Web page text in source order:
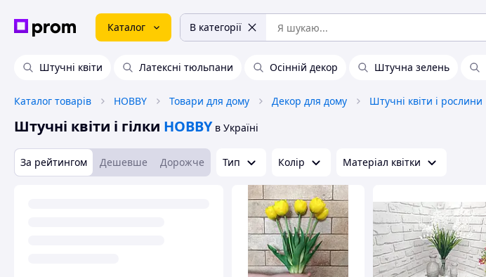
Каталог В категорії
Штучні квіти Латексні тюльпани Осінній декор Штучна зелень
Каталог товарів HOBBY Товари для дому Декор для дому Штучні квіти і рослини
Штучні квіти і гілки HOBBY в Україні
За рейтингом Дешевше Дорожче Тип Колір Матеріал квітки